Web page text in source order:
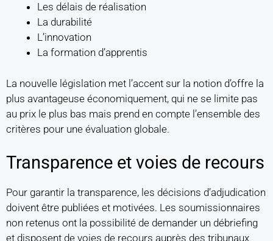
Les délais de réalisation
La durabilité
L’innovation
La formation d’apprentis
La nouvelle législation met l’accent sur la notion d’offre la
plus avantageuse économiquement, qui ne se limite pas
au prix le plus bas mais prend en compte l’ensemble des
critères pour une évaluation globale.
Transparence et voies de recours
Pour garantir la transparence, les décisions d’adjudication
doivent être publiées et motivées. Les soumissionnaires
non retenus ont la possibilité de demander un débriefing
et disposent de voies de recours auprès des tribunaux